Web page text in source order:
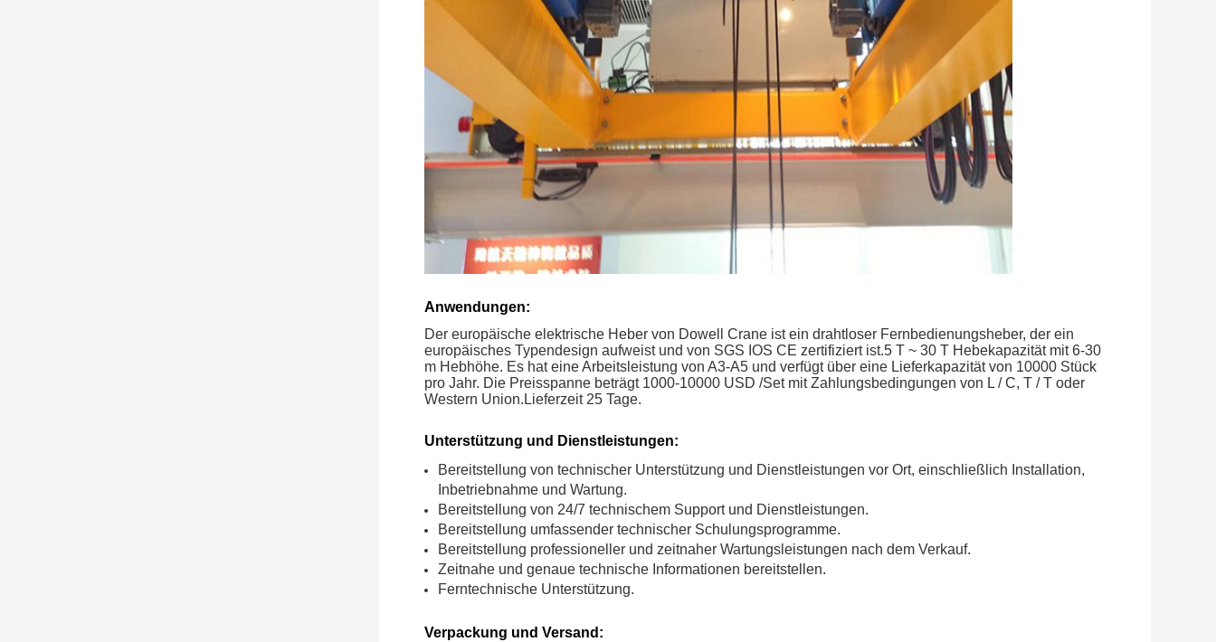
Anwendungen:
Der europäische elektrische Heber von Dowell Crane ist ein drahtloser Fernbedienungsheber, der ein
europäisches Typendesign aufweist und von SGS IOS CE zertifiziert ist.5 T ~ 30 T Hebekapazität mit 6-30
m Hebhöhe. Es hat eine Arbeitsleistung von A3-A5 und verfügt über eine Lieferkapazität von 10000 Stück
pro Jahr. Die Preisspanne beträgt 1000-10000 USD /Set mit Zahlungsbedingungen von L / C, T / T oder
Western Union.Lieferzeit 25 Tage.
Unterstützung und Dienstleistungen:
Bereitstellung von technischer Unterstützung und Dienstleistungen vor Ort, einschließlich Installation,
Inbetriebnahme und Wartung.
Bereitstellung von 24/7 technischem Support und Dienstleistungen.
Bereitstellung umfassender technischer Schulungsprogramme.
Bereitstellung professioneller und zeitnaher Wartungsleistungen nach dem Verkauf.
Zeitnahe und genaue technische Informationen bereitstellen.
Ferntechnische Unterstützung.
Verpackung und Versand: